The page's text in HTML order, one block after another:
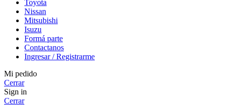
Toyota
Nissan
Mitsubishi
Isuzu
Formá parte
Contactanos
Ingresar / Registrarme
Mi pedido
Cerrar
Sign in
Cerrar